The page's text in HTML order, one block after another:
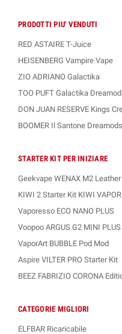
PRODOTTI PIU' VENDUTI
RED ASTAIRE T-Juice
HEISENBERG Vampire Vape
ZIO ADRIANO Galactika
TOO PUFT Galactika
DON JUAN RESERVE Kings
BOOMER Il Santone Dreamods
STARTER KIT PER INIZIARE
Geekvape WENAX M2 Leather
KIWI 2 Starter Kit KIWI VAPOR
Vaporesso ECO NANO PLUS
Voopoo ARGUS G2 MINI PLUS
VaporArt BUBBLE Pod Mod
Aspire VILTER PRO Starter Kit
BEEZ FABRIZIO CORONA
CATEGORIE MIGLIORI
ELFBAR Ricaricabile